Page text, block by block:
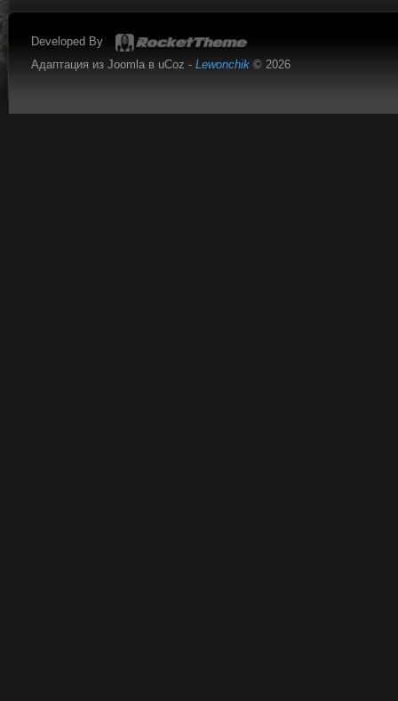
Developed By
Адаптация из Joomla в uCoz - Lewonchik © 2026